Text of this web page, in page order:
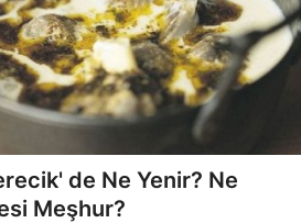
& İpuçları
de Ne Yenir? Ne
Meşhur?